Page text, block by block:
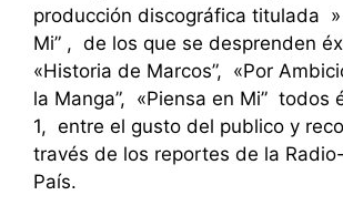
producción discográfica titulada »
Mi” , de los que se desprenden
«Historia de Marcos”, «Por
la Manga”, «Piensa en Mi” todos
1, entre el gusto del publico y
través de los reportes de la
País.